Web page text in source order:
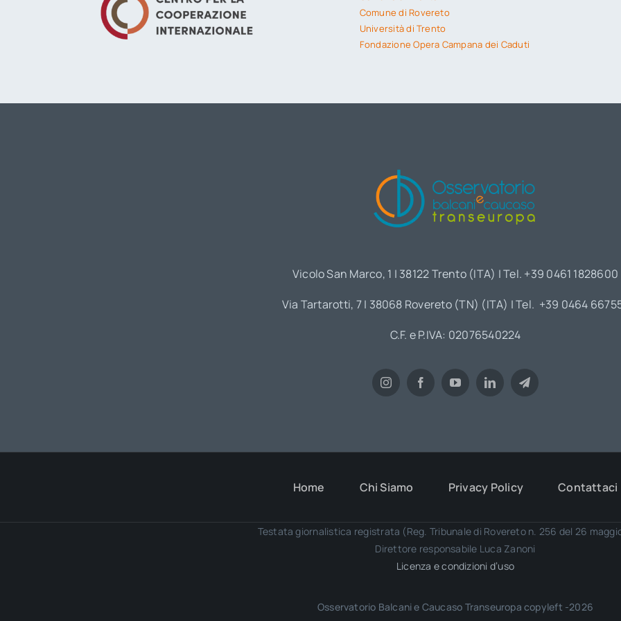
Comune di Rovereto
Università di Trento
Fondazione Opera Campana dei Caduti
Vicolo San Marco, 1 | 38122 Trento (ITA) | Tel. +39 0461 1828600
Via Tartarotti, 7 | 38068 Rovereto (TN) (ITA) | Tel. +39 0464
C.F. e P.IVA: 02076540224
Home Chi Siamo Privacy Policy Contattaci
Testata giornalistica registrata (Reg. Tribunale di Rovereto n. 256 del 26
Direttore responsabile Luca Zanoni
Licenza e condizioni d’uso
Osservatorio Balcani e Caucaso Transeuropa copyleft -2026